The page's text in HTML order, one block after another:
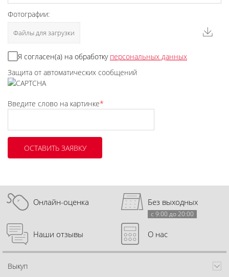
Фотографии:
Файлы для загрузки
Я согласен(а) на обработку персональных данных
Защита от автоматических сообщений
Введите слово на картинке*
Онлайн-оценка Без выходных
с 9:00 до 20:00
Наши отзывы О нас
Выкуп